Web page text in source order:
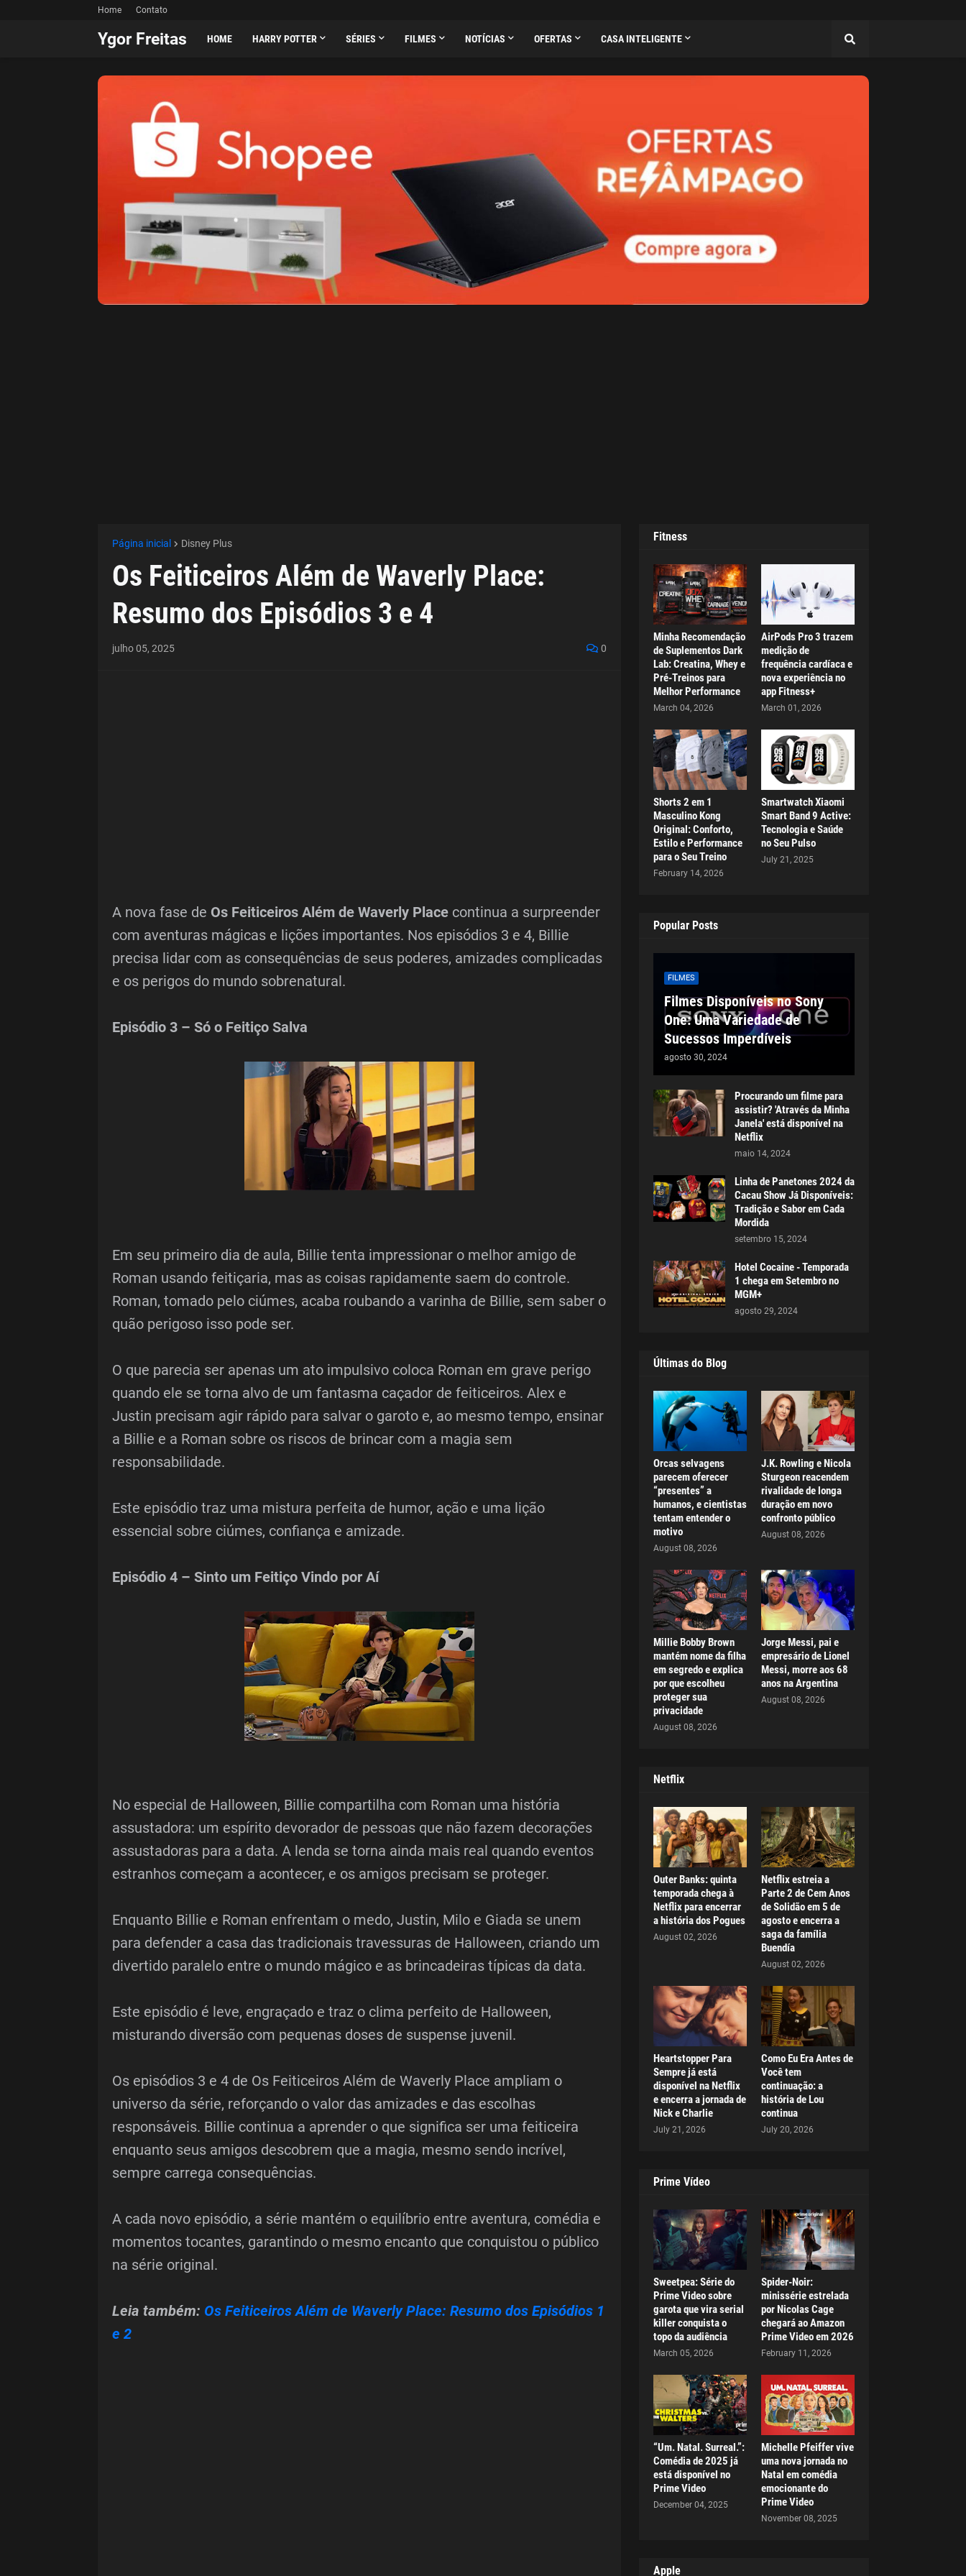
Home Contato
Ygor Freitas HOME HARRY POTTER SÉRIES FILMES NOTÍCIAS OFERTAS CASA INTELIGENTE
Página inicial Disney Plus
Os Feiticeiros Além de Waverly Place:
Resumo dos Episódios 3 e 4
julho 05, 2025 0
A nova fase de Os Feiticeiros Além de Waverly Placecontinua a surpreender
com aventuras mágicas e lições importantes. Nos episódios 3 e 4, Billie
precisa lidar com as consequências de seus poderes, amizades complicadas
e os perigos do mundo sobrenatural.
Episódio 3 – Só o Feitiço Salva
Em seu primeiro dia de aula, Billie tenta impressionar o melhor amigo de
Roman usando feitiçaria, mas as coisas rapidamente saem do controle.
Roman, tomado pelo ciúmes, acaba roubando a varinha de Billie, sem saber o
quão perigoso isso pode ser.
O que parecia ser apenas um ato impulsivo coloca Roman em grave perigo
quando ele se torna alvo de um fantasma caçador de feiticeiros. Alex e
Justin precisam agir rápido para salvar o garoto e, ao mesmo tempo, ensinar
a Billie e a Roman sobre os riscos de brincar com a magia sem
responsabilidade.
Este episódio traz uma mistura perfeita de humor, ação e uma lição
essencial sobre ciúmes, confiança e amizade.
Episódio 4 – Sinto um Feitiço Vindo por Aí
No especial de Halloween, Billie compartilha com Roman uma história
assustadora: um espírito devorador de pessoas que não fazem decorações
assustadoras para a data. A lenda se torna ainda mais real quando eventos
estranhos começam a acontecer, e os amigos precisam se proteger.
Enquanto Billie e Roman enfrentam o medo, Justin, Milo e Giada se unem
para defender a casa das tradicionais travessuras de Halloween, criando um
divertido paralelo entre o mundo mágico e as brincadeiras típicas da data.
Este episódio é leve, engraçado e traz o clima perfeito de Halloween,
misturando diversão com pequenas doses de suspense juvenil.
Os episódios 3 e 4 de Os Feiticeiros Além de Waverly Place ampliam o
universo da série, reforçando o valor das amizades e das escolhas
responsáveis. Billie continua a aprender o que significa ser uma feiticeira
enquanto seus amigos descobrem que a magia, mesmo sendo incrível,
sempre carrega consequências.
A cada novo episódio, a série mantém o equilíbrio entre aventura, comédia e
momentos tocantes, garantindo o mesmo encanto que conquistou o público
na série original.
Leia também: Os Feiticeiros Além de Waverly Place: Resumo dos Episódios 1
e 2
Fitness
Minha Recomendação
de Suplementos Dark
Lab: Creatina, Whey e
Pré-Treinos para
Melhor Performance
March 04, 2026
AirPods Pro 3 trazem
medição de
frequência cardíaca e
nova experiência no
app Fitness+
March 01, 2026
Shorts 2 em 1
Masculino Kong
Original: Conforto,
Estilo e Performance
para o Seu Treino
February 14, 2026
Smartwatch Xiaomi
Smart Band 9 Active:
Tecnologia e Saúde
no Seu Pulso
July 21, 2025
Popular Posts
FILMES
Filmes Disponíveis no Sony
One: Uma Variedade de
Sucessos Imperdíveis
agosto 30, 2024
Procurando um filme para
assistir? 'Através da Minha
Janela' está disponível na
Netflix
maio 14, 2024
Linha de Panetones 2024 da
Cacau Show Já Disponíveis:
Tradição e Sabor em Cada
Mordida
setembro 15, 2024
Hotel Cocaine - Temporada
1 chega em Setembro no
MGM+
agosto 29, 2024
Últimas do Blog
Orcas selvagens
parecem oferecer
“presentes” a
humanos, e cientistas
tentam entender o
motivo
August 08, 2026
J.K. Rowling e Nicola
Sturgeon reacendem
rivalidade de longa
duração em novo
confronto público
August 08, 2026
Millie Bobby Brown
mantém nome da filha
em segredo e explica
por que escolheu
proteger sua
privacidade
August 08, 2026
Jorge Messi, pai e
empresário de Lionel
Messi, morre aos 68
anos na Argentina
August 08, 2026
Netflix
Outer Banks: quinta
temporada chega à
Netflix para encerrar
a história dos Pogues
August 02, 2026
Netflix estreia a
Parte 2 de Cem Anos
de Solidão em 5 de
agosto e encerra a
saga da família
Buendía
August 02, 2026
Heartstopper Para
Sempre já está
disponível na Netflix
e encerra a jornada de
Nick e Charlie
July 21, 2026
Como Eu Era Antes de
Você tem
continuação: a
história de Lou
continua
July 20, 2026
Prime Vídeo
Sweetpea: Série do
Prime Video sobre
garota que vira serial
killer conquista o
topo da audiência
March 05, 2026
Spider-Noir:
minissérie estrelada
por Nicolas Cage
chegará ao Amazon
Prime Video em 2026
February 11, 2026
“Um. Natal. Surreal.”:
Comédia de 2025 já
está disponível no
Prime Video
December 04, 2025
Michelle Pfeiffer vive
uma nova jornada no
Natal em comédia
emocionante do
Prime Video
November 08, 2025
Apple